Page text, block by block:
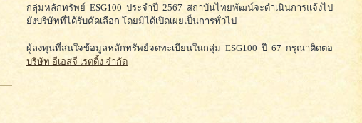
กลุ่มหลักทรัพย์ ESG100 ประจำปี 2567 สถาบันไทยพัฒน์จะดำเนินการแจ้งไป
ยังบริษัทที่ได้รับคัดเลือก โดยมิได้เปิดเผยเป็นการทั่วไป
ผู้ลงทุนที่สนใจข้อมูลหลักทรัพย์จดทะเบียนในกลุ่ม ESG100 ปี 67 กรุณาติดต่อ
บริษัท อีเอสจี เรตติ้ง จำกัด